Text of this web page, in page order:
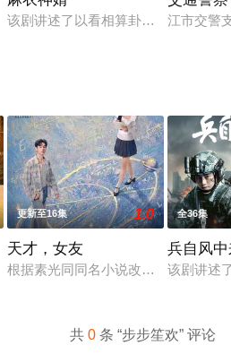
该剧讲述了以看相算卦为生的相师陈
江市交警
创办大生企业，实业报国的故事。
更新至16集 1.0
天才，女友
根据素光同同名小说改编。江逾白长
全36集
兵自风
该剧讲述
共0 条 “步步笙欢” 评论